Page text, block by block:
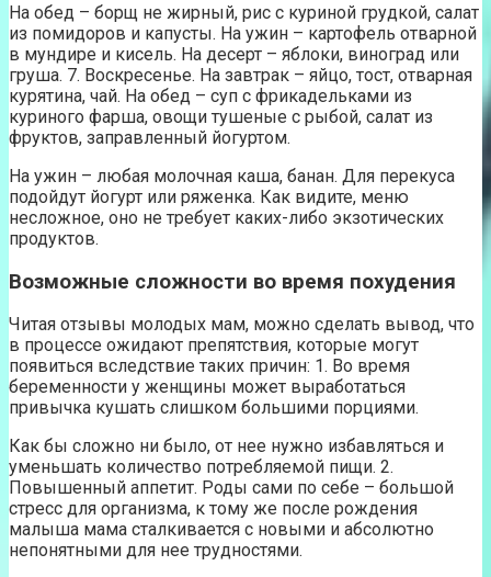
На обед – борщ не жирный, рис с куриной грудкой, салат
из помидоров и капусты. На ужин – картофель отварной
в мундире и кисель. На десерт – яблоки, виноград или
груша. 7. Воскресенье. На завтрак – яйцо, тост, отварная
курятина, чай. На обед – суп с фрикадельками из
куриного фарша, овощи тушеные с рыбой, салат из
фруктов, заправленный йогуртом.
На ужин – любая молочная каша, банан. Для перекуса
подойдут йогурт или ряженка. Как видите, меню
несложное, оно не требует каких-либо экзотических
продуктов.
Возможные сложности во время похудения
Читая отзывы молодых мам, можно сделать вывод, что
в процессе ожидают препятствия, которые могут
появиться вследствие таких причин: 1. Во время
беременности у женщины может выработаться
привычка кушать слишком большими порциями.
Как бы сложно ни было, от нее нужно избавляться и
уменьшать количество потребляемой пищи. 2.
Повышенный аппетит. Роды сами по себе – большой
стресс для организма, к тому же после рождения
малыша мама сталкивается с новыми и абсолютно
непонятными для нее трудностями.